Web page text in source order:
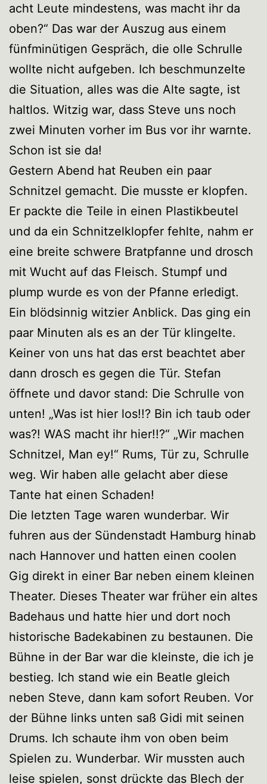
acht Leute mindestens, was macht ihr da
oben?“ Das war der Auszug aus einem
fünfminütigen Gespräch, die olle Schrulle
wollte nicht aufgeben. Ich beschmunzelte
die Situation, alles was die Alte sagte, ist
haltlos. Witzig war, dass Steve uns noch
zwei Minuten vorher im Bus vor ihr warnte.
Schon ist sie da!
Gestern Abend hat Reuben ein paar
Schnitzel gemacht. Die musste er klopfen.
Er packte die Teile in einen Plastikbeutel
und da ein Schnitzelklopfer fehlte, nahm er
eine breite schwere Bratpfanne und drosch
mit Wucht auf das Fleisch. Stumpf und
plump wurde es von der Pfanne erledigt.
Ein blödsinnig witzier Anblick. Das ging ein
paar Minuten als es an der Tür klingelte.
Keiner von uns hat das erst beachtet aber
dann drosch es gegen die Tür. Stefan
öffnete und davor stand: Die Schrulle von
unten! „Was ist hier los!!? Bin ich taub oder
was?! WAS macht ihr hier!!?“ „Wir machen
Schnitzel, Man ey!“ Rums, Tür zu, Schrulle
weg. Wir haben alle gelacht aber diese
Tante hat einen Schaden!
Die letzten Tage waren wunderbar. Wir
fuhren aus der Sündenstadt Hamburg hinab
nach Hannover und hatten einen coolen
Gig direkt in einer Bar neben einem kleinen
Theater. Dieses Theater war früher ein altes
Badehaus und hatte hier und dort noch
historische Badekabinen zu bestaunen. Die
Bühne in der Bar war die kleinste, die ich je
bestieg. Ich stand wie ein Beatle gleich
neben Steve, dann kam sofort Reuben. Vor
der Bühne links unten saß Gidi mit seinen
Drums. Ich schaute ihm von oben beim
Spielen zu. Wunderbar. Wir mussten auch
leise spielen, sonst drückte das Blech der